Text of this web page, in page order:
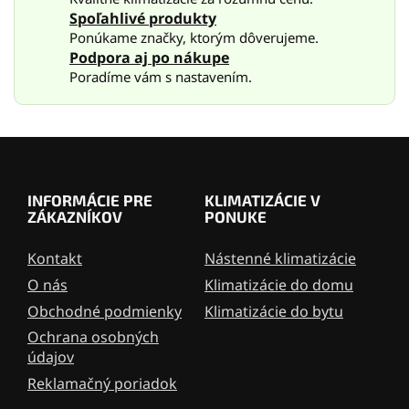
v
k
y
v
ý
s
Spoľahlivé produkty
Ponúkame značky, ktorým dôverujeme.
Podpora aj po nákupe
Poradíme vám s nastavením.
INFORMÁCIE PRE
ZÁKAZNÍKOV
Kontakt
O nás
Obchodné podmienky
Ochrana osobných
údajov
Reklamačný poriadok
KLIMATIZÁCIE V
PONUKE
Nástenné klimatizácie
Klimatizácie do domu
Klimatizácie do bytu